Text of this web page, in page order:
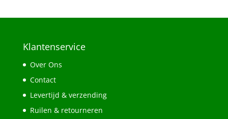
Klantenservice
Over Ons
Contact
Levertijd & verzending
Ruilen & retourneren